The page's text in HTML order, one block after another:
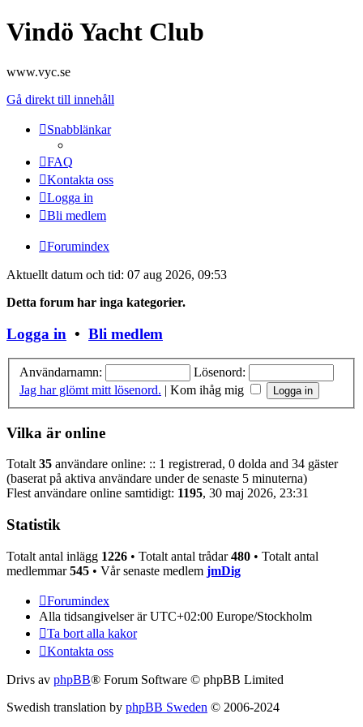
Vindö Yacht Club
www.vyc.se
Gå direkt till innehåll
Snabblänkar
FAQ
Kontakta oss
Logga in
Bli medlem
Forumindex
Aktuellt datum och tid: 07 aug 2026, 09:53
Detta forum har inga kategorier.
Logga in • Bli medlem
Användarnamn:
Lösenord:
Jag har glömt mitt lösenord. | Kom ihåg mig
Vilka är online
Totalt 35 användare online: :: 1 registrerad, 0 dolda and 34 gäster
(baserat på aktiva användare under de senaste 5 minuterna)
Flest användare online samtidigt: 1195, 30 maj 2026, 23:31
Statistik
Totalt antal inlägg 1226 • Totalt antal trådar480 • Totalt antal
medlemmar545 • Vår senaste medlem jmDig
Forumindex
Alla tidsangivelser är UTC+02:00 Europe/Stockholm
Ta bort alla kakor
Kontakta oss
Drivs av phpBB® Forum Software © phpBB Limited
Swedish translation by phpBB Sweden © 2006-2024